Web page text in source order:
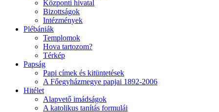
Központi hivatal
Bizottságok
Intézmények
Plébániák
Templomok
Hova tartozom?
Térkép
Papság
Papi címek és kitüntetések
A Főegyházmegye papjai 1892-2006
Hitélet
Alapvető imádságok
A katolikus tanítás formulái